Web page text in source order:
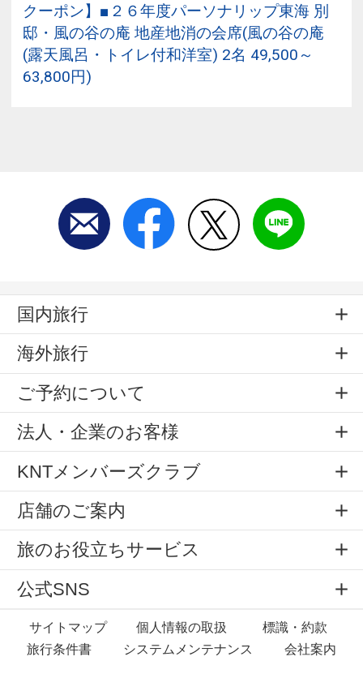
クーポン】■２６年度パーソナリップ東海 別
邸・風の谷の庵 地産地消の会席(風の谷の庵
(露天風呂・トイレ付和洋室) 2名 49,500～
63,800円)
国内旅行
海外旅行
ご予約について
法人・企業のお客様
KNTメンバーズクラブ
店舗のご案内
旅のお役立ちサービス
公式SNS
サイトマップ 個人情報の取扱
標識・約款
旅行条件書
システムメンテナンス 会社案内